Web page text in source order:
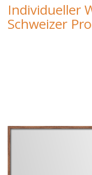
Individueller
Schweizer